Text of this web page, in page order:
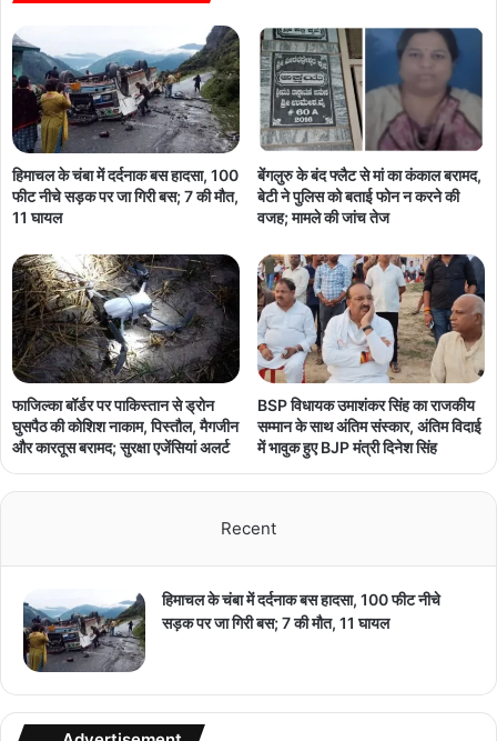
हिमाचल के चंबा में दर्दनाक बस हादसा, 100
फीट नीचे सड़क पर जा गिरी बस; 7 की मौत,
11 घायल
बेंगलुरु के बंद फ्लैट से मां का कंकाल बरामद,
बेटी ने पुलिस को बताई फोन न करने की
वजह; मामले की जांच तेज
फाजिल्का बॉर्डर पर पाकिस्तान से ड्रोन
घुसपैठ की कोशिश नाकाम, पिस्तौल, मैगजीन
और कारतूस बरामद; सुरक्षा एजेंसियां अलर्ट
BSP विधायक उमाशंकर सिंह का राजकीय
सम्मान के साथ अंतिम संस्कार, अंतिम विदाई
में भावुक हुए BJP मंत्री दिनेश सिंह
Recent
हिमाचल के चंबा में दर्दनाक बस हादसा, 100 फीट नीचे
सड़क पर जा गिरी बस; 7 की मौत, 11 घायल